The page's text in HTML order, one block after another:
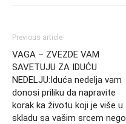
Previous article
VAGA – ZVEZDE VAM
SAVETUJU ZA IDUĆU
NEDELJU:Iduća nedelja vam
donosi priliku da napravite
korak ka životu koji je više u
skladu sa vašim srcem nego